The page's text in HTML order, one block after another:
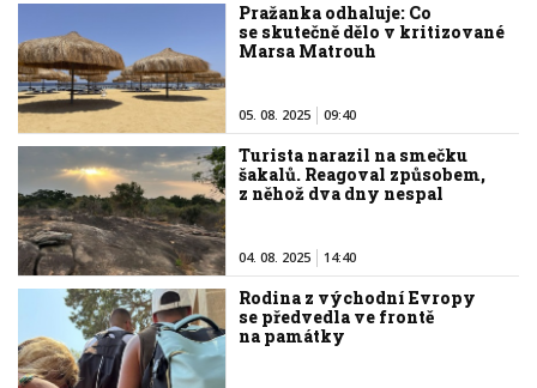
Pražanka odhaluje: Co
se skutečně dělo v kritizované
Marsa Matrouh
05. 08. 2025 09:40
Turista narazil na smečku
šakalů. Reagoval způsobem,
z něhož dva dny nespal
04. 08. 2025 14:40
Rodina z východní Evropy
se předvedla ve frontě
na památky